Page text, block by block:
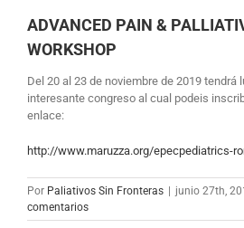
ADVANCED PAIN &
WORKSHOP
Del 20 al 23 de noviembre de 2019 tendrá
interesante congreso al cual podeis
enlace:
http://www.maruzza.org/epecpediatrics-
Por Paliativos Sin Fronteras junio 27th,
comentarios